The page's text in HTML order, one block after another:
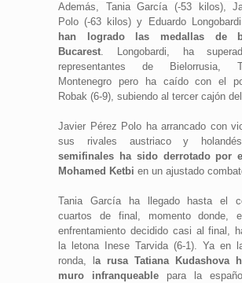
Además, Tania García (-53 kilos),
Polo (-63 kilos) y Eduardo
han logrado las medallas de
Bucarest. Longobardi, ha
representantes de Bielorrusia,
Montenegro pero ha caído con el
Robak (6-9), subiendo al tercer cajón
Javier Pérez Polo ha arrancado con
sus rivales austriaco y
semifinales ha sido derrotado por
Mohamed Ketbi en un ajustado
Tania García ha llegado hasta el
cuartos de final, momento donde,
enfrentamiento decidido casi al final,
la letona Inese Tarvida (6-1). Ya en
ronda, l a rusa Tatiana Kudashova
muro infranqueable para la